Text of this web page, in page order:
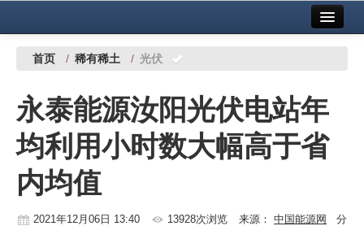
中国有色金属报社主办 广告服务
铜镍铅锌
铝
稀有稀土
有色市场
首页 / 稀有稀土 / 光伏
永泰能源汝阳光伏电站年
均利用小时数大幅高于省
内均值
2021年12月06日 13:40 13928次浏览 来源： 中国能源网
分